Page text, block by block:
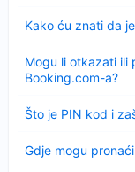
Kako ću znati da
Mogu li otkazati ili
Booking.com-a?
Što je PIN kod i
Sažeto
Gdje mogu